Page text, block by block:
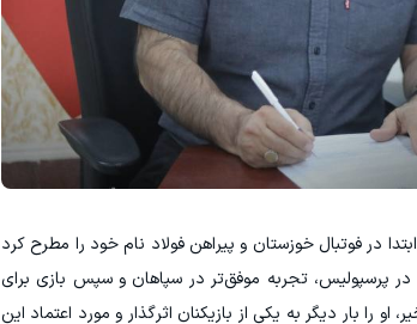
در فوتبال خوزستان و پیراهن فولاد نام خود را مطرح کرد
پرسپولیس، تجربه موفق‌تر در سپاهان و سپس بازی برای
را بار دیگر به یکی از بازیکنان اثرگذار و مورد اعتماد این